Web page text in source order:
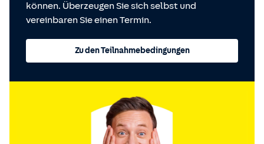
können. Überzeugen Sie sich selbst und
vereinbaren Sie einen Termin.
Zu den Teilnahmebedingungen